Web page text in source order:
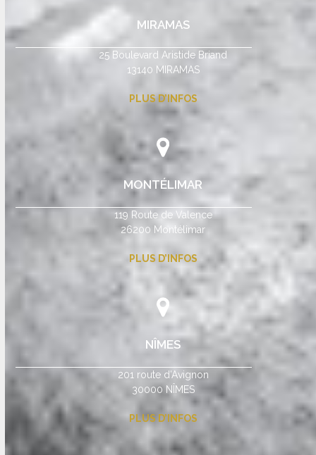
MIRAMAS
25 Boulevard Aristide Briand
13140 MIRAMAS
PLUS D’INFOS
MONTÉLIMAR
119 Route de Valence
26200 Montélimar
PLUS D’INFOS
NÎMES
201 route d’Avignon
30000 NÎMES
PLUS D’INFOS